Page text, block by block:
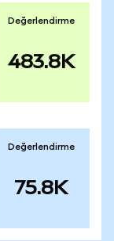
Değerlendirme
483.8K
Değerlendirme
75.8K